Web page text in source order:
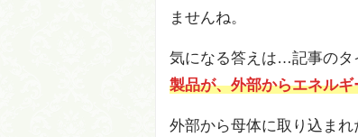
ませんね。
気になる答えは…記事のタ
製品が、外部からエネル
外部から母体に取り込ま